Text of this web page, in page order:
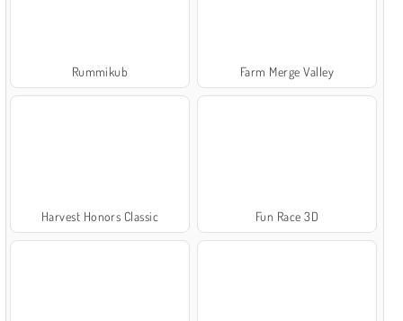
Rummikub Farm Merge Valley
Harvest Honors Classic Fun Race 3D